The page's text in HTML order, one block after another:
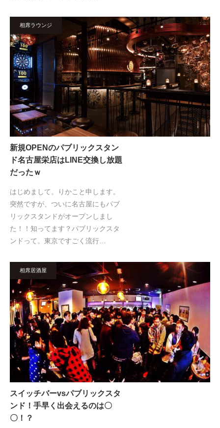
相席ラウンジ
新規OPENのパブリックスタン
ド名古屋栄店はLINE交換し放題
だったｗ
はじめまして。りかこと申します。
突然ですが、ついに名古屋にもパブ
リックスタンドがオープンしまし
た！！知ってます？パブリックスタ
ンドって。東京ですごく流行…
相席居酒屋
スイッチバーvsパブリックスタ
ンド！手早く出会えるのは〇
〇！？